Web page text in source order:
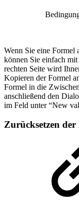
Wenn Sie eine Formel
können Sie einfach
rechten Seite wird
Kopieren der Formel
Formel in die
anschließend den
im Feld unter “New
Zurücksetzen der